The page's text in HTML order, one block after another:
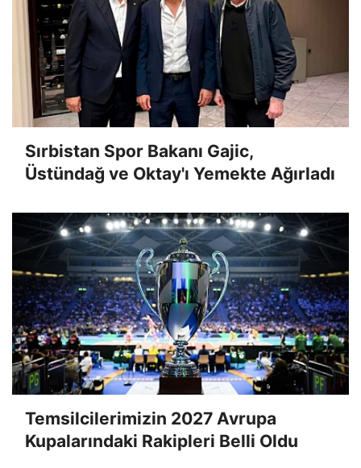
Sırbistan Spor Bakanı Gajic,
Üstündağ ve Oktay'ı Yemekte Ağırladı
Temsilcilerimizin 2027 Avrupa
Kupalarındaki Rakipleri Belli Oldu